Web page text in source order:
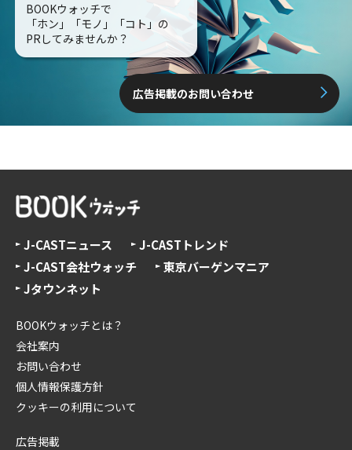
BOOKウォッチで
「ホン」「モノ」「コト」の
PRしてみませんか？
広告掲載のお問い合わせ
J-CASTニュース
J-CASTトレンド
J-CAST会社ウォッチ
東京バーゲンマニア
Jタウンネット
BOOKウォッチとは？
会社案内
お問い合わせ
個人情報保護方針
クッキーの利用について
広告掲載